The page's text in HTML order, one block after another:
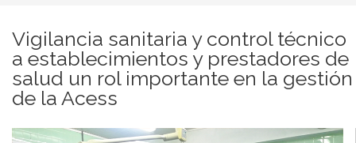
Vigilancia sanitaria y control técnico
a establecimientos y prestadores de
salud un rol importante en la gestión
de la Acess